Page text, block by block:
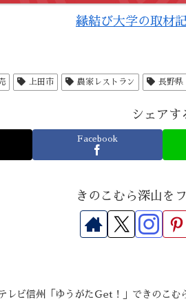
縁結び大学の取材
上田市 農家レストラン 長野県
シェアす
Facebook
きのこむら深山を
ビ信州「ゆうがたＧet！」できのこむ